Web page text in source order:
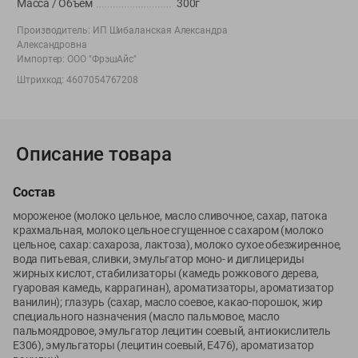
Вакансии👋
Корпоративный сайт Green
Юридическая информация и условия пользовательского
соответствии с законодательством об обращениях граждан и
юридических лиц: Отдел торговли и услуг Администрации
Фрунзенского района г. Минска + 375 17 272 73 84 .
Номер и адрес электронной почты лица, уполномоченного
продавцом рассматривать обращения покупателей о нарушении их
прав, предусмотренных законодательством о защите прав
потребителей: +375 44 560-60-61, shop@green-dostavka.by.
Способы оплаты товара:
Масса / Объем
300г
Производитель: ИП Шибаланская Александра
Александровна
Импортер: ООО "ФрэшАйс"
Штрихкод:4607054767208
Описание товара
Состав
мороженое (молоко цельное, масло сливочное, сахар, патока
крахмальная, молоко цельное сгущенное с сахаром (молоко
цельное, сахар: сахароза, лактоза), молоко сухое обезжиренное,
вода питьевая, сливки, эмульгатор моно- и диглицериды
жирных кислот, стабилизаторы (камедь рожкового дерева,
гуаровая камедь, каррагинан), ароматизаторы, ароматизатор
ванилин); глазурь (сахар, масло соевое, какао-порошок, жир
специального назначения (масло пальмовое, масло
пальмоядровое, эмульгатор лецитин соевый, антиокислитель
Е306), эмульгаторы (лецитин соевый, Е476), ароматизатор